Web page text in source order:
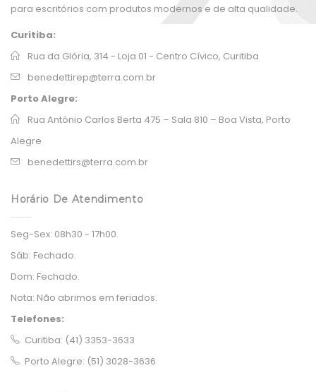
para escritórios com produtos modernos e de alta qualidade.
Curitiba:
Rua da Glória, 314 - Loja 01 - Centro Cívico, Curitiba
benedettirep@terra.com.br
Porto Alegre:
Rua Antônio Carlos Berta 475 – Sala 810 – Boa Vista, Porto
Alegre
benedettirs@terra.com.br
Horário De Atendimento
Seg-Sex: 08h30 - 17h00.
Sáb: Fechado.
Dom: Fechado.
Nota: Não abrimos em feriados.
Telefones:
Curitiba: (41) 3353-3633
Porto Alegre: (51) 3028-3636